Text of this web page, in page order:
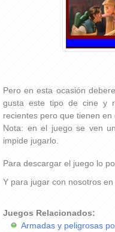
Pero en esta ocasión
gusta este tipo de cine y
recientes pero que tienen en
Nota: en el juego se ven
impide jugarlo.
Para descargar el juego lo
Y para jugar con nosotros
Juegos Relacionados:
Armadas y peligrosas